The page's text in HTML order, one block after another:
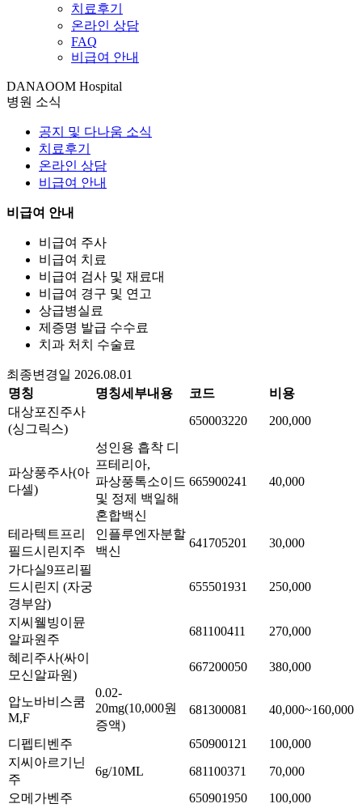
치료후기
온라인 상담
FAQ
비급여 안내
DANAOOM Hospital
병원 소식
공지 및 다나움 소식
치료후기
온라인 상담
비급여 안내
비급여 안내
비급여 주사
비급여 치료
비급여 검사 및 재료대
비급여 경구 및 연고
상급병실료
제증명 발급 수수료
치과 처치 수술료
최종변경일 2026.08.01
명칭
명칭세부내용 코드
비용
대상포진주사
(싱그릭스)
650003220 200,000
파상풍주사(아
다셀)
성인용 흡착 디
프테리아,
파상풍톡소이드
및 정제 백일해
혼합백신
665900241 40,000
테라텍트프리
필드시린지주
인플루엔자분할
백신
641705201
30,000
가다실9프리필
드시린지 (자궁
경부암)
655501931 250,000
지씨웰빙이뮨
알파원주
681100411
270,000
혜리주사(싸이
모신알파원)
667200050 380,000
압노바비스쿰
M,F
0.02-
20mg(10,000원
증액)
681300081 40,000~160,000
디펩티벤주 650900121
100,000
지씨아르기닌
주
6g/10ML 681100371
70,000
오메가벤주
650901950 100,000